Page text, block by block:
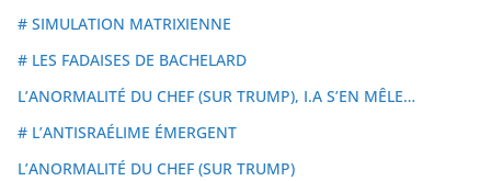
# SIMULATION MATRIXIENNE
# LES FADAISES DE BACHELARD
L’ANORMALITÉ DU CHEF (SUR TRUMP), I.A S’EN MÊLE…
# L’ANTISRAÉLIME ÉMERGENT
L’ANORMALITÉ DU CHEF (SUR TRUMP)